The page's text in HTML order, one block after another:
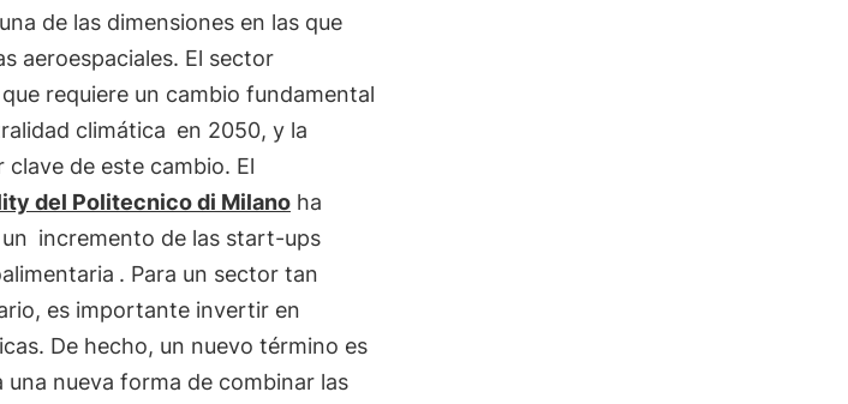
de las dimensiones en las que
aeroespaciales. El sector
requiere un cambio fundamental
climática en 2050, y la
de este cambio. El
del Politecnico di Milanoha
incremento de las start-ups
. Para un sector tan
es importante invertir en
De hecho, un nuevo término es
nueva forma de combinar las